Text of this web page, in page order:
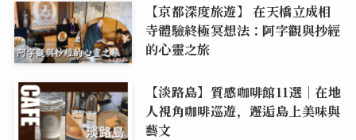
【京都深度旅遊】 在天橋立成相
寺體驗終極冥想法：阿字觀與抄經
的心靈之旅
【淡路島】質感咖啡館11選｜在地
人視角咖啡巡遊，邂逅島上美味與
藝文